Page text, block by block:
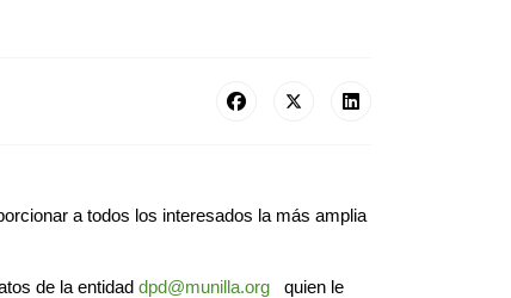
a todos los interesados la más amplia
de la entidad dpd@munilla.org quien le